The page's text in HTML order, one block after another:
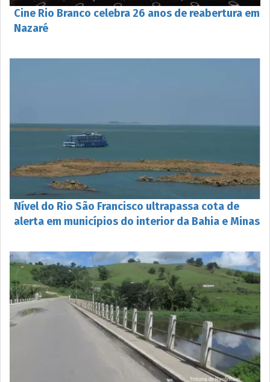
Cine Rio Branco celebra 26 anos de reabertura em
Nazaré
Nível do Rio São Francisco ultrapassa cota de
alerta em municípios do interior da Bahia e Minas